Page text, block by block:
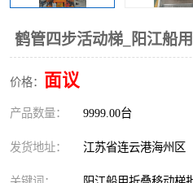
鹤管四步活动梯_阳江船
价格： 面议
产品数量： 9999.00台
发货地址： 江苏省连云港海州区